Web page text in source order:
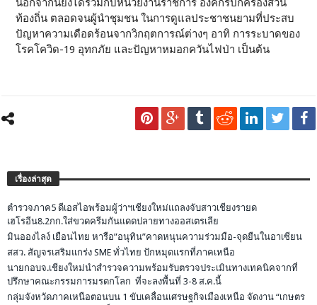
นอกจากนี้ยังได้ร่วมกับหน่วยงานราชการ องค์กรปกครองส่วน
ท้องถิ่น ตลอดจนผู้นำชุมชน ในการดูแลประชาชนยามที่ประสบ
ปัญหาความเดือดร้อนจากวิกฤตการณ์ต่างๆ อาทิ การระบาดของ
โรคโควิด-19 อุทกภัย และปัญหาหมอกควันไฟป่า เป็นต้น
เรื่องล่าสุด
ตำรวจภาค5 ดีเอสไอพร้อมผู้ว่าฯเชียงใหม่แถลงจับสาวเชียงรายด
เฮโรอีน8.2กก.ใส่ขวดครีมกันแดดปลายทางออสเตรเลีย
มินอองไลง์ เยือนไทย หารือ”อนุทิน”คาดหนุนความร่วมมือ-จุดยืนในอาเซียน
สสว. สัญจรเสริมแกร่ง SME ทั่วไทย ปักหมุดแรกที่ภาคเหนือ
นายกอบจ.เชียงใหม่นำสำรวจความพร้อมรับตรวจประเมินทางเทคนิคจากที่
ปรึกษาคณะกรรมการมรดกโลก ที่จะลงพื้นที่ 3-8 ส.ค.นี้
กลุ่มจังหวัดภาคเหนือตอนบน 1 ขับเคลื่อนเศรษฐกิจเมืองเหนือ จัดงาน “เกษตร